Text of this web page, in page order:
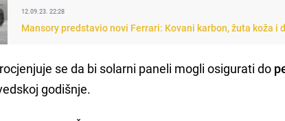
12.09.23. 22:28
Mansory predstavio novi Ferrari: Kovani karbon, žuta koža i
se da bi solarni paneli mogli osigurati do
godišnje.